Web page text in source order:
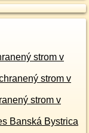
strom v
strom v
strom v
Banská Bystrica